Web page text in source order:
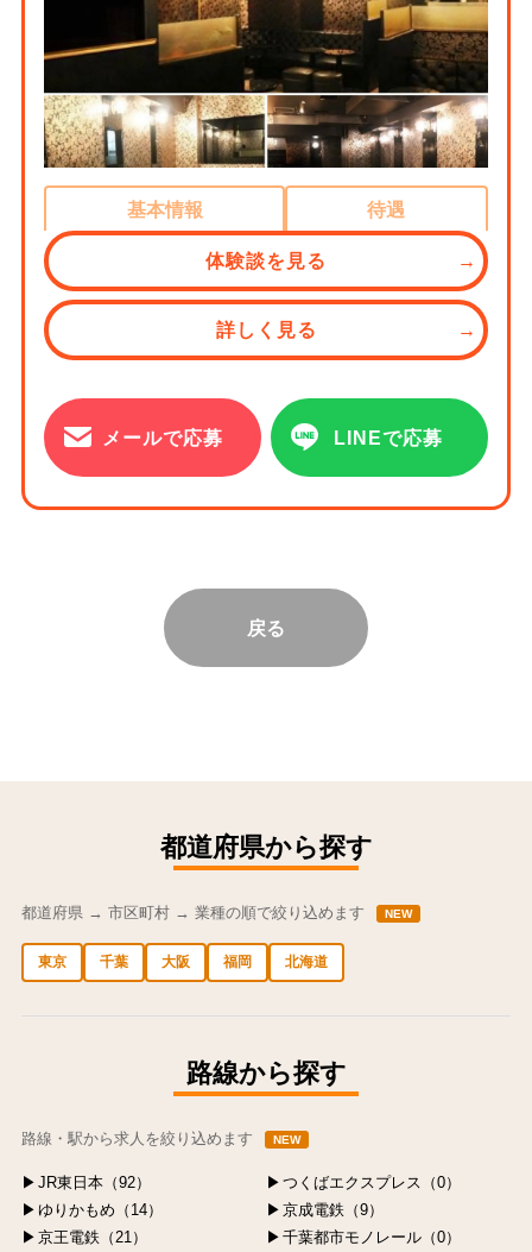
基本情報 待遇
体験談を見る
詳しく見る
メールで応募 LINEで応募
戻る
都道府県から探す
都道府県 → 市区町村 → 業種の順で絞り込めます NEW
東京 千葉 大阪 福岡 北海道
路線から探す
路線・駅から求人を絞り込めます NEW
JR東日本（92）
つくばエクスプレス（0）
ゆりかもめ（14）
京成電鉄（9）
京王電鉄（21）
千葉都市モノレール（0）